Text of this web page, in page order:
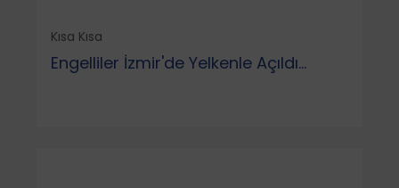
Kısa Kısa
Engelliler İzmir'de Yelkenle Açıldı...